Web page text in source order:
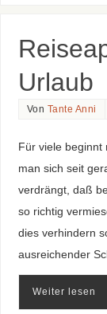
Urlaub
Von Tante Anni
Für viele beginnt
man sich seit
verdrängt, daß
so richtig
dies verhindern
ausreichender
Weiter lesen